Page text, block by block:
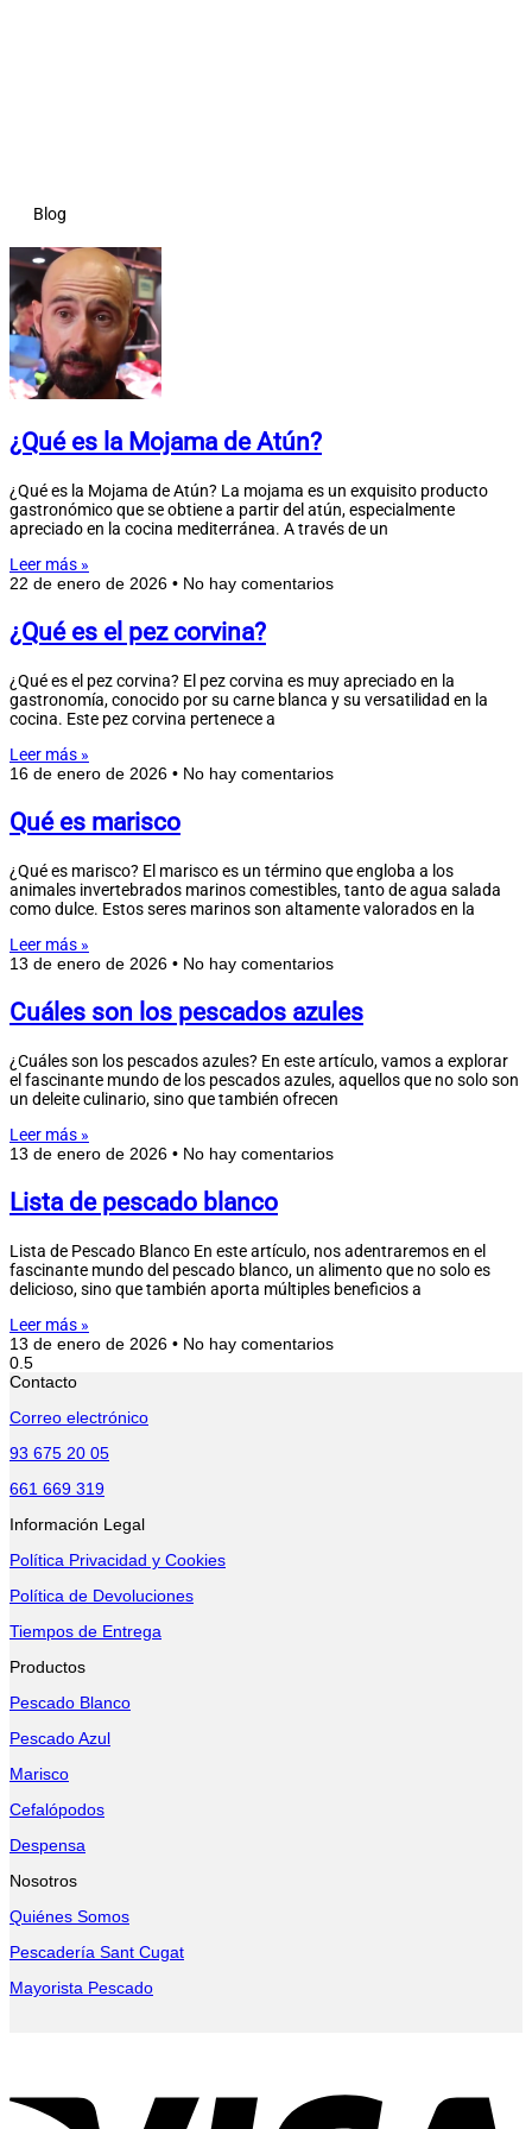
Blog
¿Qué es la Mojama de Atún?
¿Qué es la Mojama de Atún? La mojama es un exquisito producto
gastronómico que se obtiene a partir del atún, especialmente
apreciado en la cocina mediterránea. A través de un
Leer más »
22 de enero de 2026
No hay comentarios
¿Qué es el pez corvina?
¿Qué es el pez corvina? El pez corvina es muy apreciado en la
gastronomía, conocido por su carne blanca y su versatilidad en la
cocina. Este pez corvina pertenece a
Leer más »
16 de enero de 2026
No hay comentarios
Qué es marisco
¿Qué es marisco? El marisco es un término que engloba a los
animales invertebrados marinos comestibles, tanto de agua salada
como dulce. Estos seres marinos son altamente valorados en la
Leer más »
13 de enero de 2026
No hay comentarios
Cuáles son los pescados azules
¿Cuáles son los pescados azules? En este artículo, vamos a explorar
el fascinante mundo de los pescados azules, aquellos que no solo son
un deleite culinario, sino que también ofrecen
Leer más »
13 de enero de 2026
No hay comentarios
Lista de pescado blanco
Lista de Pescado Blanco En este artículo, nos adentraremos en el
fascinante mundo del pescado blanco, un alimento que no solo es
delicioso, sino que también aporta múltiples beneficios a
Leer más »
13 de enero de 2026
No hay comentarios
Contacto
Correo electrónico
93 675 20 05
661 669 319
Información Legal
Política Privacidad y Cookies
Política de Devoluciones
Tiempos de Entrega
Productos
Pescado Blanco
Pescado Azul
Marisco
Cefalópodos
Despensa
Nosotros
Quiénes Somos
Pescadería Sant Cugat
Mayorista Pescado